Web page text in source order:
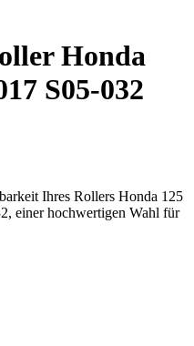
Honda
S05-032
Ihres Rollers Honda 125
einer hochwertigen Wahl für